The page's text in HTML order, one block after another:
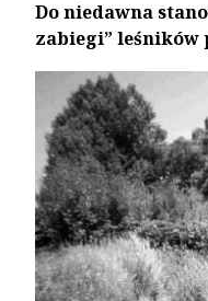
Do niedawna
zabiegi” leśników